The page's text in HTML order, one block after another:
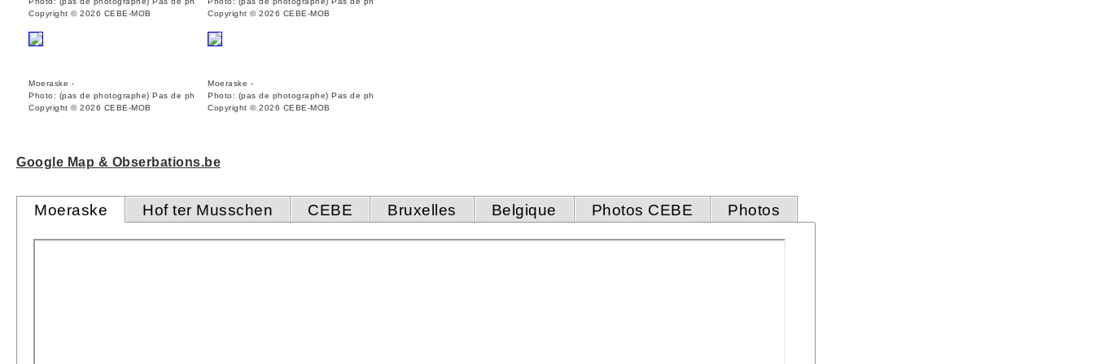
Copyright © 2026 CEBE-MOB
Copyright © 2026 CEBE-MOB
Moeraske -
Photo: (pas de photographe) Pas de ph
Copyright © 2026 CEBE-MOB
Moeraske -
Photo: (pas de photographe) Pas de ph
Copyright © 2026 CEBE-MOB
Google Map & Obserbations.be
Moeraske Hof ter Musschen CEBE Bruxelles Belgique Photos CEBE Photos